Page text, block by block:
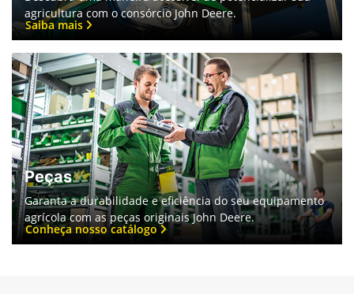
agricultura com o consórcio John Deere.
Saiba mais
Peças
Garanta a durabilidade e eficiência do seu equipamento
agrícola com as peças originais John Deere.
Conheça nosso catálogo